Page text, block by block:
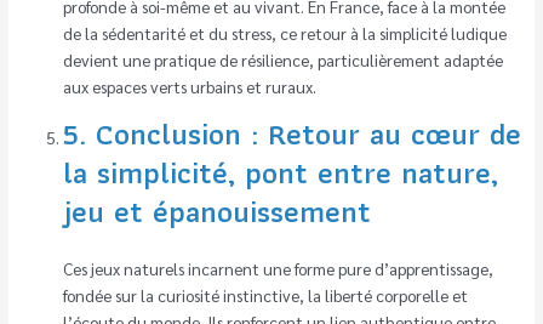
profonde à soi-même et au vivant. En France, face à la montée
de la sédentarité et du stress, ce retour à la simplicité ludique
devient une pratique de résilience, particulièrement adaptée
aux espaces verts urbains et ruraux.
5. Conclusion : Retour au cœur de
la simplicité, pont entre nature,
jeu et épanouissement
Ces jeux naturels incarnent une forme pure d’apprentissage,
fondée sur la curiosité instinctive, la liberté corporelle et